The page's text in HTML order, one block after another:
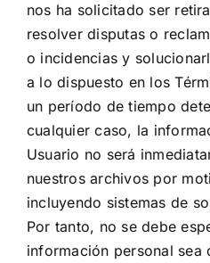
nos ha solicitado ser
resolver disputas o
o incidencias y
a lo dispuesto en los
un período de tiempo
cualquier caso, la
Usuario no será
nuestros archivos por
incluyendo sistemas de
Por tanto, no se debe
información personal sea